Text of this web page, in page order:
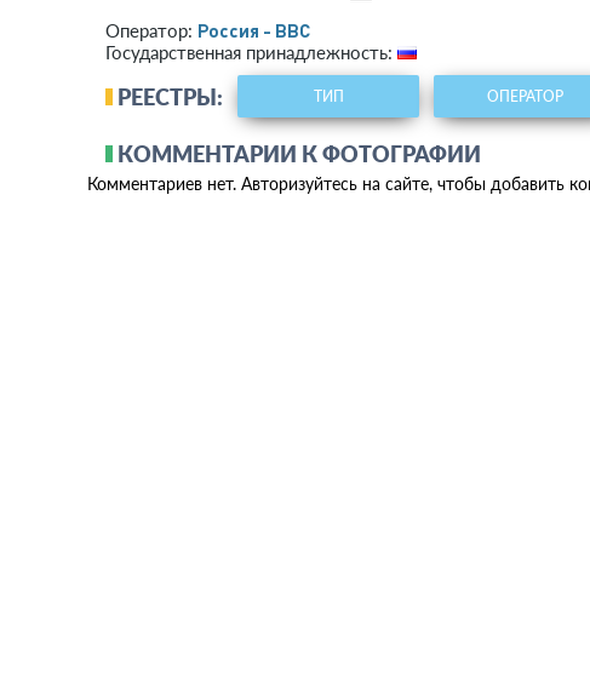
Оператор: Россия - ВВС
Государственная принадлежность:
РЕЕСТРЫ: ТИП ОПЕРАТОР
КОММЕНТАРИИ К ФОТОГРАФИИ
Комментариев нет. Авторизуйтесь на сайте, чтобы добавить